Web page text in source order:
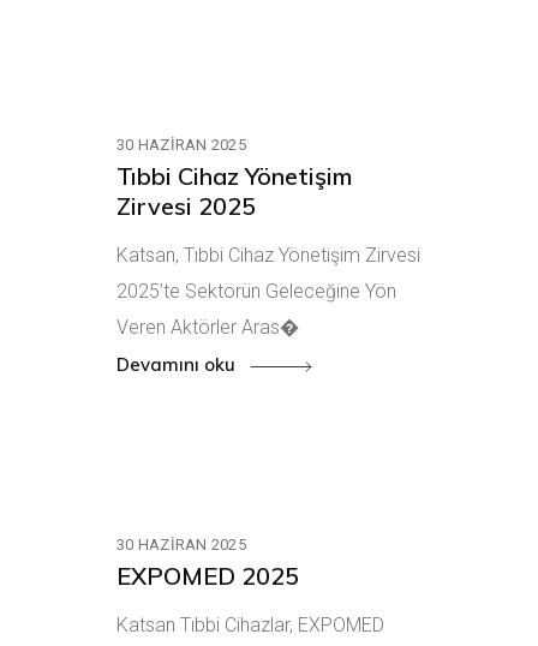
30 HAZIRAN 2025
Tıbbi Cihaz Yönetişim
Zirvesi 2025
Katsan, Tıbbi Cihaz Yönetişim Zirvesi
2025’te Sektörün Geleceğine Yön
Veren Aktörler Aras�
Devamını oku
30 HAZIRAN 2025
EXPOMED 2025
Katsan Tıbbi Cihazlar, EXPOMED